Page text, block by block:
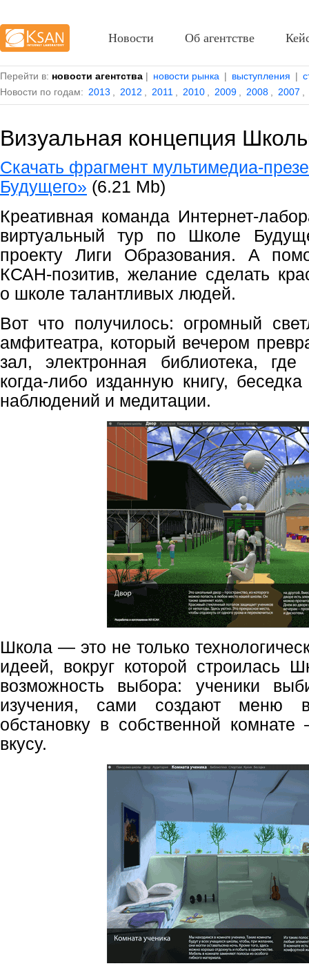
Перейти в: новости агентства | новости рынка | выступления |
Новости по годам: 2013 2012 2011 2010 2009 2008 2007
Визуальная концепция
Скачать фрагмент мультимедиа-
Будущего» (6.21 Mb)
Креативная команда Интернет-
виртуальный тур по Школе
проекту Лиги Образования. А
КСАН-позитив, желание сделать
о школе талантливых людей.
Вот что получилось: огромный
амфитеатра, который вечером
зал, электронная библиотека,
когда-либо изданную книгу,
наблюдений и медитации.
Школа — это не только
идеей, вокруг которой строилась
возможность выбора: ученики
изучения, сами создают меню
обстановку в собственной
вкусу.
Новости Об агентстве